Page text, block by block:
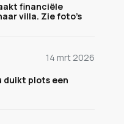
financiële
villa. Zie foto’s
14 mrt 2026
duikt plots een